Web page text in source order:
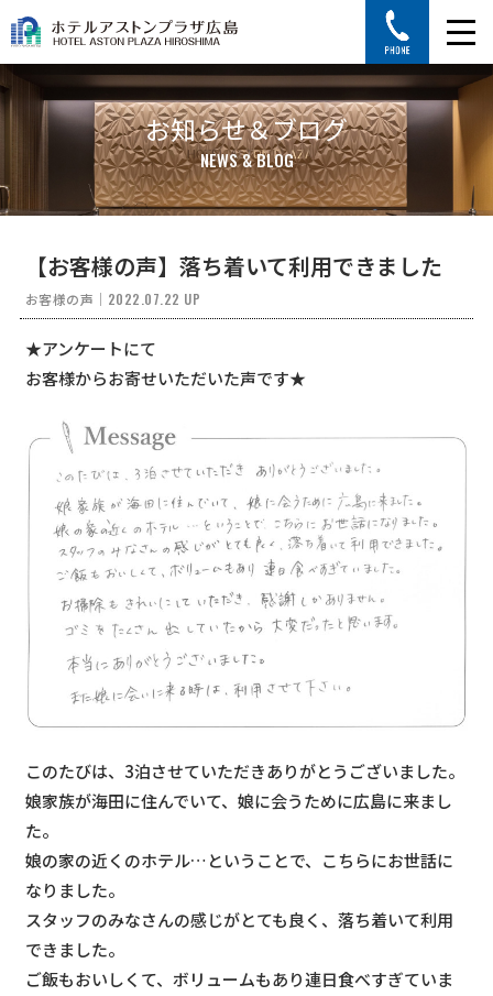
お知らせ＆ブログ
NEWS & BLOG
【お客様の声】落ち着いて利用できました
お客様の声 ｜ 2022.07.22 UP
★アンケートにて
お客様からお寄せいただいた声です★
このたびは、3泊させていただきありがとうございました。
娘家族が海田に住んでいて、娘に会うために広島に来まし
た。
娘の家の近くのホテル…ということで、こちらにお世話に
なりました。
スタッフのみなさんの感じがとても良く、落ち着いて利用
できました。
ご飯もおいしくて、ボリュームもあり連日食べすぎていま